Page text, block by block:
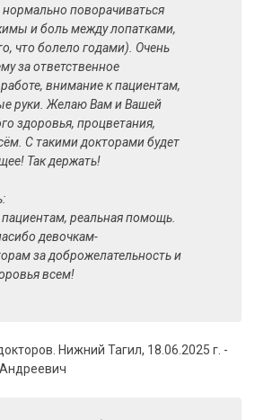
нормально поворачиваться
и боль между лопатками,
что болело годами). Очень
за ответственное
внимание к пациентам,
руки. Желаю Вам и Вашей
здоровья, процветания,
С такими докторами будет
Так держать!
реальная помощь.
девочкам-
за доброжелательность и
всем!
Нижний Тагил, 18.06.2025 г. -